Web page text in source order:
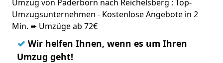
Umzug von Paderborn nach Reichelsberg : Top-
Umzugsunternehmen - Kostenlose Angebote in 2
Min. ➨ Umzüge ab 72€
✓ Wir helfen Ihnen, wenn es um Ihren
Umzug geht!